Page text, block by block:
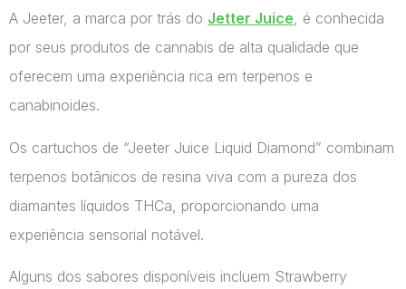
A Jeeter, a marca por trás do Jetter Juice, é conhecida
por seus produtos de cannabis de alta qualidade que
oferecem uma experiência rica em terpenos e
canabinoides.
Os cartuchos de “Jeeter Juice Liquid Diamond” combinam
terpenos botânicos de resina viva com a pureza dos
diamantes líquidos THCa, proporcionando uma
experiência sensorial notável.
Alguns dos sabores disponíveis incluem Strawberry